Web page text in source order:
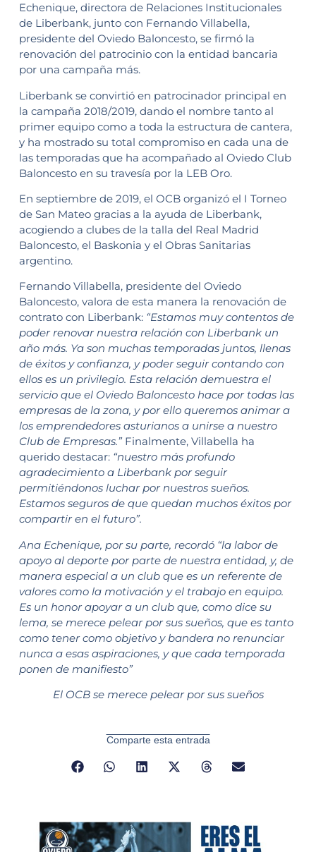
Echenique, directora de Relaciones Institucionales
de Liberbank, junto con Fernando Villabella,
presidente del Oviedo Baloncesto, se firmó la
renovación del patrocinio con la entidad bancaria
por una campaña más.
Liberbank se convirtió en patrocinador principal en
la campaña 2018/2019, dando el nombre tanto al
primer equipo como a toda la estructura de cantera,
y ha mostrado su total compromiso en cada una de
las temporadas que ha acompañado al Oviedo Club
Baloncesto en su travesía por la LEB Oro.
En septiembre de 2019, el OCB organizó el I Torneo
de San Mateo gracias a la ayuda de Liberbank,
acogiendo a clubes de la talla del Real Madrid
Baloncesto, el Baskonia y el Obras Sanitarias
argentino.
Fernando Villabella, presidente del Oviedo
Baloncesto, valora de esta manera la renovación de
contrato con Liberbank: “Estamos muy contentos de
poder renovar nuestra relación con Liberbank un
año más. Ya son muchas temporadas juntos, llenas
de éxitos y confianza, y poder seguir contando con
ellos es un privilegio. Esta relación demuestra el
servicio que el Oviedo Baloncesto hace por todas las
empresas de la zona, y por ello queremos animar a
los emprendedores asturianos a unirse a nuestro
Club de Empresas.”Finalmente, Villabella ha
querido destacar: “nuestro más profundo
agradecimiento a Liberbank por seguir
permitiéndonos luchar por nuestros sueños.
Estamos seguros de que quedan muchos éxitos por
compartir en el futuro”.­­­
Ana Echenique, por su parte, recordó “la labor de
apoyo al deporte por parte de nuestra entidad, y, de
manera especial a un club que es un referente de
valores como la motivación y el trabajo en equipo.
Es un honor apoyar a un club que, como dice su
lema, se merece pelear por sus sueños, que es tanto
como tener como objetivo y bandera no renunciar
nunca a esas aspiraciones, y que cada temporada
ponen de manifiesto”
El OCB se merece pelear por sus sueños
Comparte esta entrada